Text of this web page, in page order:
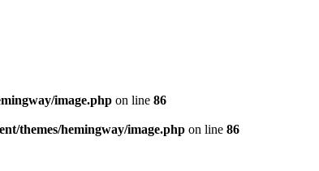
image.php on line 86
themes/hemingway/image.php on line 86